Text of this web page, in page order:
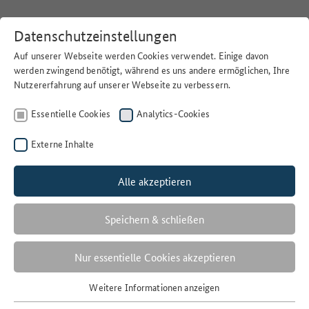
Filter
1 Ergebnisse
Anzahl der Ergebnisse:
Datenschutzeinstellungen
Auf unserer Webseite werden Cookies verwendet. Einige davon
werden zwingend benötigt, während es uns andere ermöglichen, Ihre
Nutzererfahrung auf unserer Webseite zu verbessern.
Essentielle Cookies Analytics-Cookies
Externe Inhalte
Alle akzeptieren
Speichern & schließen
Nur essentielle Cookies akzeptieren
Essentielle Cookies
Weitere Informationen anzeigen